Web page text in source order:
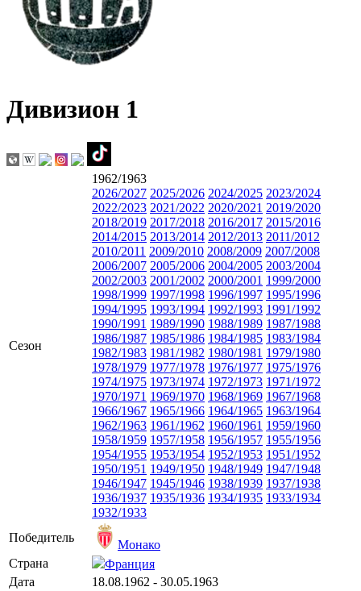
Дивизион 1
Сезон
1962/1963
2026/2027 2025/2026 2024/2025 2023/2024
2022/2023 2021/2022 2020/2021 2019/2020
2018/2019 2017/2018 2016/2017 2015/2016
2014/2015 2013/2014 2012/2013 2011/2012
2010/2011 2009/2010 2008/2009 2007/2008
2006/2007 2005/2006 2004/2005 2003/2004
2002/2003 2001/2002 2000/2001 1999/2000
1998/1999 1997/1998 1996/1997 1995/1996
1994/1995 1993/1994 1992/1993 1991/1992
1990/1991 1989/1990 1988/1989 1987/1988
1986/1987 1985/1986 1984/1985 1983/1984
1982/1983 1981/1982 1980/1981 1979/1980
1978/1979 1977/1978 1976/1977 1975/1976
1974/1975 1973/1974 1972/1973 1971/1972
1970/1971 1969/1970 1968/1969 1967/1968
1966/1967 1965/1966 1964/1965 1963/1964
1962/1963 1961/1962 1960/1961 1959/1960
1958/1959 1957/1958 1956/1957 1955/1956
1954/1955 1953/1954 1952/1953 1951/1952
1950/1951 1949/1950 1948/1949 1947/1948
1946/1947 1945/1946 1938/1939 1937/1938
1936/1937 1935/1936 1934/1935 1933/1934
1932/1933
Победитель
Монако
Страна
Франция
Дата
18.08.1962 - 30.05.1963